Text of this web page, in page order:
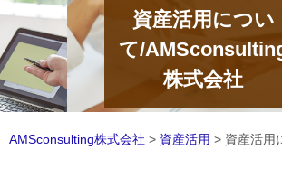
資産活用につい
て/
株式会社
AMSconsulting株式会社 > 資産活用 > 資産活用